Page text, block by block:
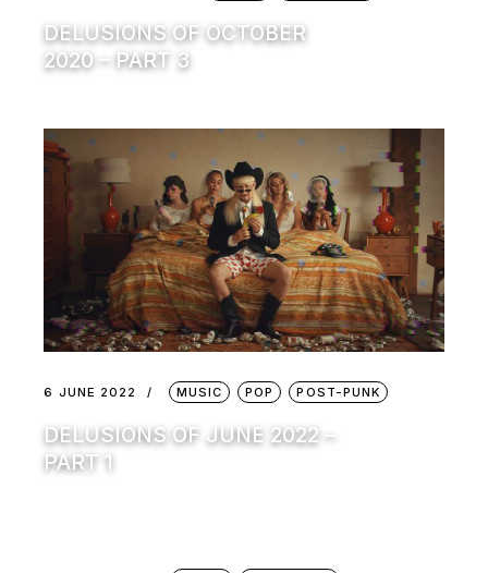
DELUSIONS OF OCTOBER
2020 – PART 3
6 JUNE 2022 MUSIC POP POST-PUNK
DELUSIONS OF JUNE 2022 –
PART 1